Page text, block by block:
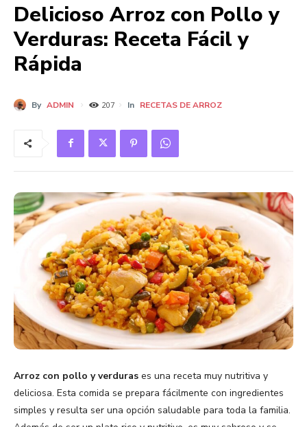
Delicioso Arroz con Pollo y
Verduras: Receta Fácil y
Rápida
By ADMIN 207 In RECETAS DE ARROZ
Arroz con pollo y verduras es una receta muy nutritiva y
deliciosa. Esta comida se prepara fácilmente con ingredientes
simples y resulta ser una opción saludable para toda la familia.